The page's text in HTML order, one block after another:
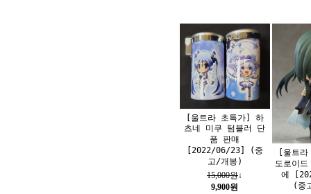
[울트라 초특가] 하
츠네 미쿠 텀블러 단
품 판매
[2022/06/23] (중
고/개봉)
15,000원↓
9,900원
[울트
도로이
에
(중